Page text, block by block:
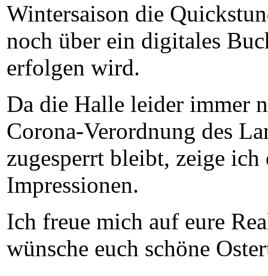
Wintersaison die
noch über ein digitales
erfolgen wird.
Da die Halle leider immer
Corona-Verordnung des
zugesperrt bleibt, zeige ich
Impressionen.
Ich freue mich auf eure
wünsche euch schöne